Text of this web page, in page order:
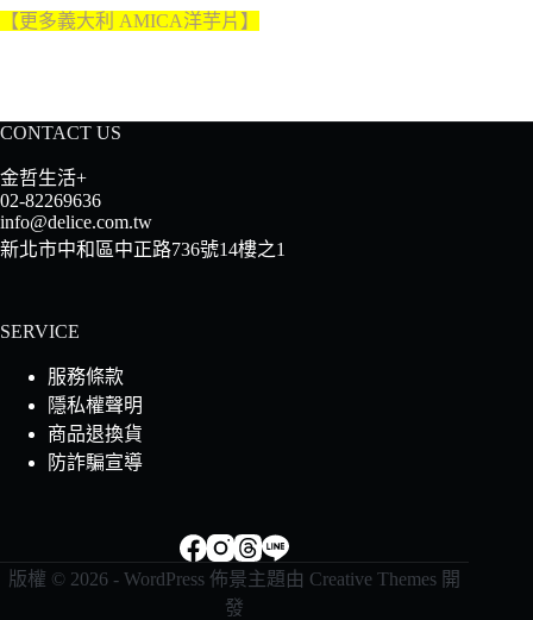
【更多義大利 AMICA洋芋片】
CONTACT US
金哲生活+
02-82269636
info@delice.com.tw
新北市中和區中正路736號14樓之1
SERVICE
服務條款
隱私權聲明
商品退換貨
防詐騙宣導
版權 © 2026 - WordPress 佈景主題由 Creative Themes 開
發